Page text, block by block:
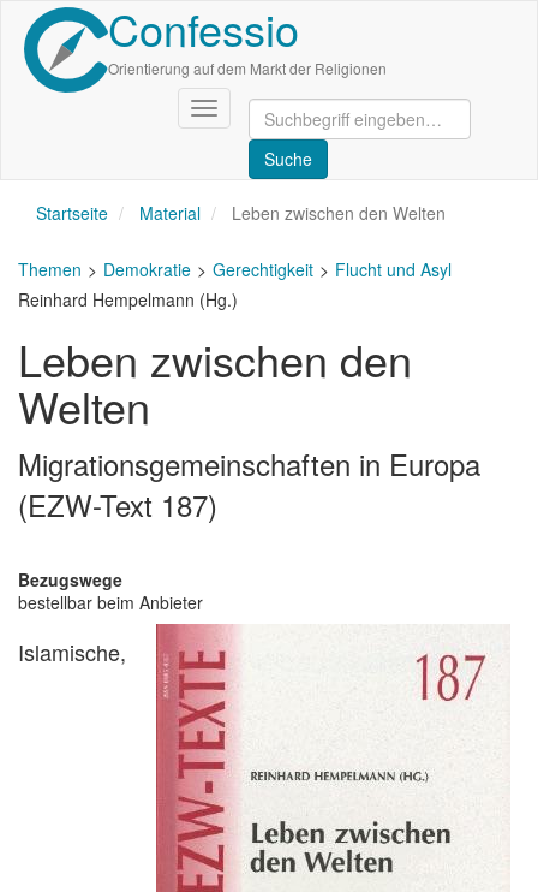
Direkt
zum
Inhalt
Confessio
Orientierung auf dem Markt der Religionen
Navigation
aktivieren/deaktivieren
Startseite Material Leben zwischen den Welten
Themen Demokratie Gerechtigkeit
Flucht und Asyl
Reinhard Hempelmann (Hg.)
Leben zwischen den
Welten
Migrationsgemeinschaften in Europa
(EZW-Text 187)
Bezugswege
bestellbar beim Anbieter
Islamische,